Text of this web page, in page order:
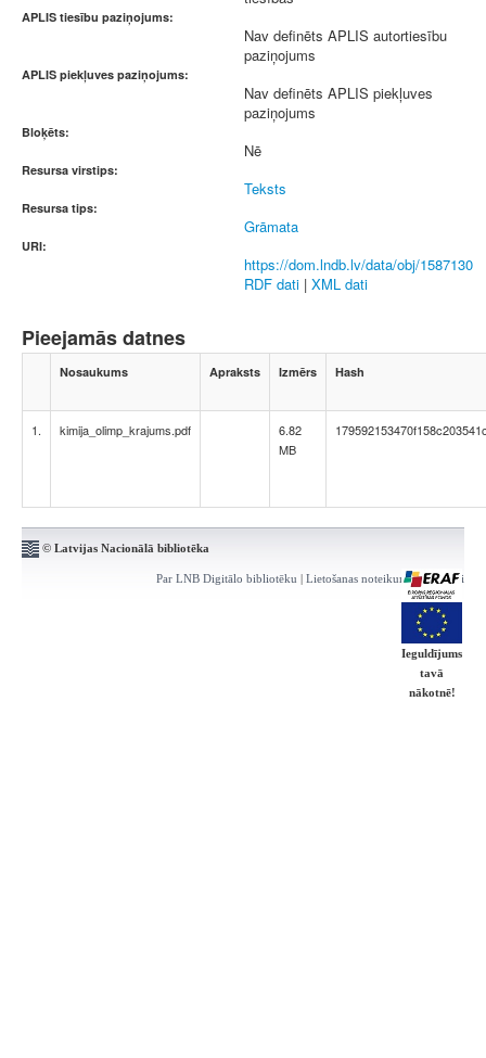
APLIS tiesību paziņojums:
Nav definēts APLIS autortiesību
paziņojums
APLIS piekļuves paziņojums:
Nav definēts APLIS piekļuves
paziņojums
Bloķēts:
Nē
Resursa virstips:
Teksts
Resursa tips:
Grāmata
URI:
https://dom.lndb.lv/data/obj/1587130
RDF dati | XML dati
Pieejamās datnes
Nosaukums Apraksts Izmērs Hash
1. kimija_olimp_krajums.pdf
6.82
MB
© Latvijas Nacionālā bibliotēka
Par LNB Digitālo bibliotēku | Lietošanas noteikumi | Kontakti
Ieguldījums
tavā
nākotnē!